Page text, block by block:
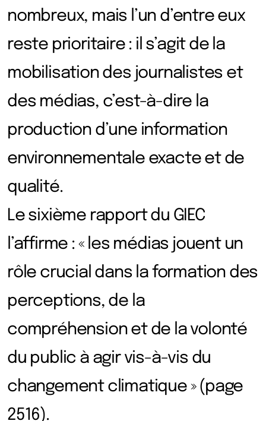
nombreux, mais l’un d’entre eux
reste prioritaire : il s’agit de la
mobilisation des journalistes et
des médias, c’est-à-dire la
production d’une information
environnementale exacte et de
qualité.
Le sixième rapport du GIEC
l’affirme : « les médias jouent un
rôle crucial dans la formation des
perceptions, de la
compréhension et de la volonté
du public à agir vis-à-vis du
changement climatique » (page
2516).